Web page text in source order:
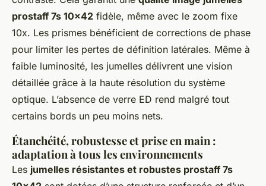
prostaff 7s 10x42 fidèle, même avec le zoom fixe
10x. Les prismes bénéficient de corrections de phase
pour limiter les pertes de définition latérales. Même à
faible luminosité, les jumelles délivrent une vision
détaillée grâce à la haute résolution du système
optique. L’absence de verre ED rend malgré tout
certains bords un peu moins nets.
Étanchéité, robustesse et prise en main :
adaptation à tous les environnements
Les jumelles résistantes et robustes prostaff 7s